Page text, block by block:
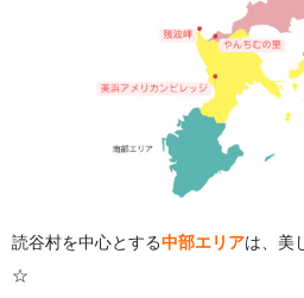
読谷村を中心とする中部エリアは、美
☆